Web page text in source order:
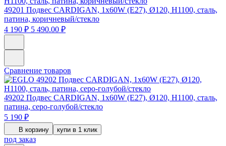
49201 Подвес CARDIGAN, 1x60W (E27), Ø120, H1100, сталь,
патина, коричневый/стекло
4 190 ₽ 5 490.00 ₽
Сравнение товаров
49202 Подвес CARDIGAN, 1x60W (E27), Ø120, H1100, сталь,
патина, серо-голубой/стекло
5 190 ₽
В корзину купи в 1 клик
под заказ